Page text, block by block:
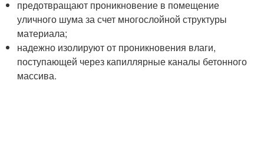
предотвращают проникновение в помещение
уличного шума за счет многослойной структуры
материала;
надежно изолируют от проникновения влаги,
поступающей через капиллярные каналы бетонного
массива.